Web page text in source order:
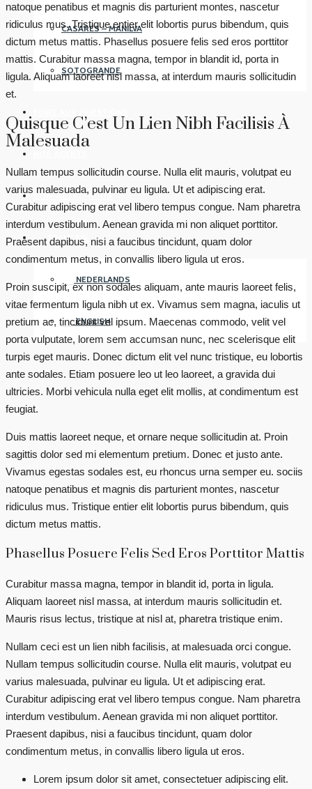
CASARES – MANILVA
SOTOGRANDE
CONTACTEZ-NOUS
FRANÇAIS
NEDERLANDS
ENGLISH
natoque penatibus et magnis dis parturient montes, nascetur
ridiculus mus. Tristique entier elit lobortis purus bibendum, quis
dictum metus mattis. Phasellus posuere felis sed eros porttitor
mattis. Curabitur massa magna, tempor in blandit id, porta in
ligula. Aliquam laoreet nisl massa, at interdum mauris sollicitudin
et.
Quisque C’est Un Lien Nibh Facilisis À
Malesuada
Nullam tempus sollicitudin course. Nulla elit mauris, volutpat eu
varius malesuada, pulvinar eu ligula. Ut et adipiscing erat.
Curabitur adipiscing erat vel libero tempus congue. Nam pharetra
interdum vestibulum. Aenean gravida mi non aliquet porttitor.
Praesent dapibus, nisi a faucibus tincidunt, quam dolor
condimentum metus, in convallis libero ligula ut eros.
Proin suscipit, ex non sodales aliquam, ante mauris laoreet felis,
vitae fermentum ligula nibh ut ex. Vivamus sem magna, iaculis ut
pretium ac, tincidunt vel ipsum. Maecenas commodo, velit vel
porta vulputate, lorem sem accumsan nunc, nec scelerisque elit
turpis eget mauris. Donec dictum elit vel nunc tristique, eu lobortis
ante sodales. Etiam posuere leo ut leo laoreet, a gravida dui
ultricies. Morbi vehicula nulla eget elit mollis, at condimentum est
feugiat.
Duis mattis laoreet neque, et ornare neque sollicitudin at. Proin
sagittis dolor sed mi elementum pretium. Donec et justo ante.
Vivamus egestas sodales est, eu rhoncus urna semper eu. sociis
natoque penatibus et magnis dis parturient montes, nascetur
ridiculus mus. Tristique entier elit lobortis purus bibendum, quis
dictum metus mattis.
Phasellus Posuere Felis Sed Eros Porttitor Mattis
Curabitur massa magna, tempor in blandit id, porta in ligula.
Aliquam laoreet nisl massa, at interdum mauris sollicitudin et.
Mauris risus lectus, tristique at nisl at, pharetra tristique enim.
Nullam ceci est un lien nibh facilisis, at malesuada orci congue.
Nullam tempus sollicitudin course. Nulla elit mauris, volutpat eu
varius malesuada, pulvinar eu ligula. Ut et adipiscing erat.
Curabitur adipiscing erat vel libero tempus congue. Nam pharetra
interdum vestibulum. Aenean gravida mi non aliquet porttitor.
Praesent dapibus, nisi a faucibus tincidunt, quam dolor
condimentum metus, in convallis libero ligula ut eros.
Lorem ipsum dolor sit amet, consectetuer adipiscing elit.